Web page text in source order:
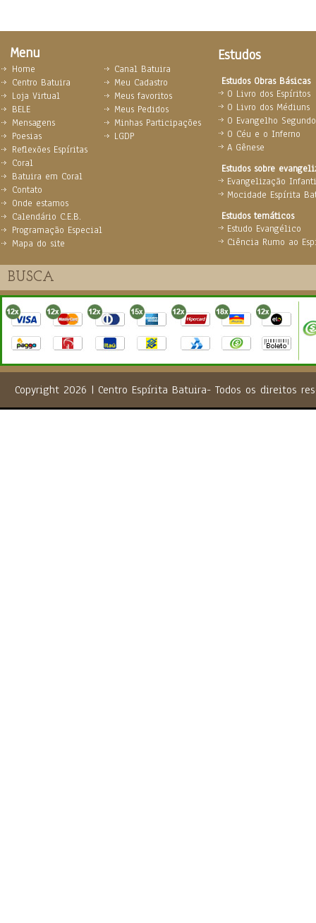
Menu Estudos
Estudos Obras Básicas
O Livro dos Espíritos
O Livro dos Médiuns
O Evangelho
O Céu e o Inferno
A Gênese
Estudos sobre
Evangelização
Mocidade Espírita
Estudos temáticos
Estudo Evangélico
Ciência Rumo ao
Home
Centro Batuira
Loja Virtual
BELE
Mensagens
Poesias
Reflexões Espíritas
Coral
Batuira em Coral
Contato
Onde estamos
Calendário C.E.B.
Programação Especial
Mapa do site
Canal Batuira
Meu Cadastro
Meus favoritos
Meus Pedidos
Minhas Participações
LGDP
Copyright 2026 | Centro Espírita Batuira- Todos os